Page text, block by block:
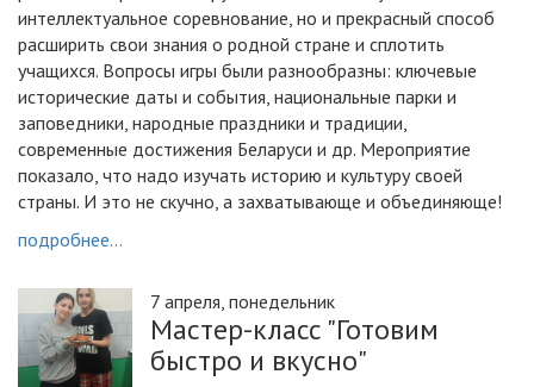
интеллектуальное соревнование, но и прекрасный способ
расширить свои знания о родной стране и сплотить
учащихся. Вопросы игры были разнообразны: ключевые
исторические даты и события, национальные парки и
заповедники, народные праздники и традиции,
современные достижения Беларуси и др. Мероприятие
показало, что надо изучать историю и культуру своей
страны. И это не скучно, а захватывающе и объединяюще!
подробнее...
7 апреля, понедельник
Мастер-класс "Готовим
быстро и вкусно"